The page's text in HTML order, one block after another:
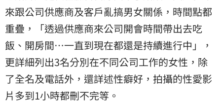
來跟公司供應商及客戶亂搞男女關係，時間點都
重疊，「透過供應商來公司開會時間帶出去吃
飯、開房間…一直到現在都還是持續進行中」，
更詳細列出3名分別在不同公司工作的女性，除
了全名及電話外，還詳述性癖好，拍攝的性愛影
片多到1小時都刪不完等。